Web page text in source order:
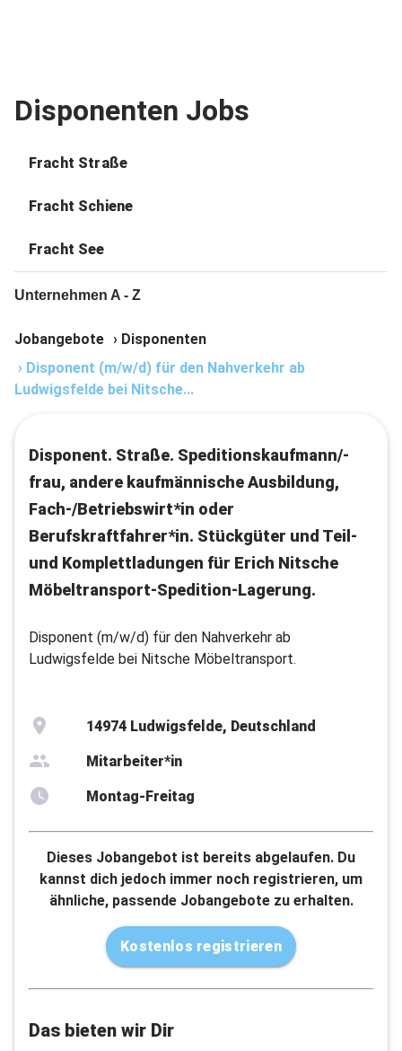
Disponenten Jobs
Fracht Straße
Fracht Schiene
Fracht See
Unternehmen A - Z
Jobangebote › Disponenten
› Disponent (m/w/d) für den Nahverkehr ab
Ludwigsfelde bei Nitsche...
Disponent. Straße. Speditionskaufmann/-
frau, andere kaufmännische Ausbildung,
Fach-/Betriebswirt*in oder
Berufskraftfahrer*in. Stückgüter und Teil-
und Komplettladungen für Erich Nitsche
Möbeltransport-Spedition-Lagerung.
Disponent (m/w/d) für den Nahverkehr ab
Ludwigsfelde bei Nitsche Möbeltransport.
14974 Ludwigsfelde, Deutschland
Mitarbeiter*in
Montag-Freitag
Dieses Jobangebot ist bereits abgelaufen. Du
kannst dich jedoch immer noch registrieren, um
ähnliche, passende Jobangebote zu erhalten.
Kostenlos registrieren
Das bieten wir Dir